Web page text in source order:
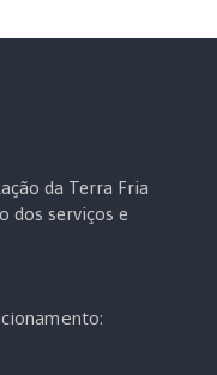
da Terra Fria
dos serviços e